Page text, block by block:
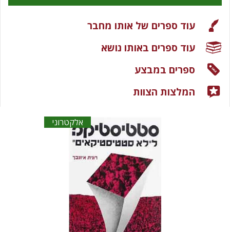
אלקטרוני
עוד ספרים של אותו מחבר
עוד ספרים באותו נושא
ספרים במבצע
המלצות הצוות